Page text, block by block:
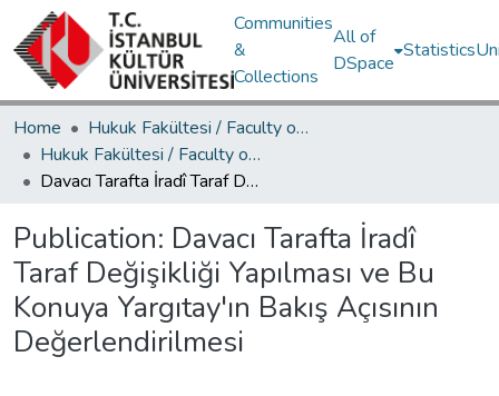
Communities
&
Collections
All of
DSpace
Statistics
Home
Hukuk Fakültesi / Faculty of Law
Hukuk Fakültesi / Faculty of Law
Davacı Tarafta İradî Taraf Değişikliği Yapılması ve Bu Konuya Yargıtay'ın Bakış Açısının Değerlendirilmesi
Publication: Davacı Tarafta İradî
Taraf Değişikliği Yapılması ve Bu
Konuya Yargıtay'ın Bakış Açısının
Değerlendirilmesi